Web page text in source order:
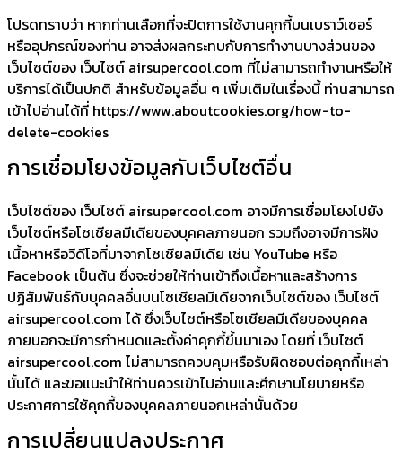
โปรดทราบว่า หากท่านเลือกที่จะปิดการใช้งานคุกกี้บนเบราว์เซอร์
หรืออุปกรณ์ของท่าน อาจส่งผลกระทบกับการทำงานบางส่วนของ
เว็บไซต์ของ เว็บไซต์ airsupercool.com ที่ไม่สามารถทำงานหรือให้
บริการได้เป็นปกติ สำหรับข้อมูลอื่น ๆ เพิ่มเติมในเรื่องนี้ ท่านสามารถ
เข้าไปอ่านได้ที่ https://www.aboutcookies.org/how-to-
delete-cookies
การเชื่อมโยงข้อมูลกับเว็บไซต์อื่น
เว็บไซต์ของ เว็บไซต์ airsupercool.com อาจมีการเชื่อมโยงไปยัง
เว็บไซต์หรือโซเชียลมีเดียของบุคคลภายนอก รวมถึงอาจมีการฝัง
เนื้อหาหรือวีดีโอที่มาจากโซเชียลมีเดีย เช่น YouTube หรือ
Facebook เป็นต้น ซึ่งจะช่วยให้ท่านเข้าถึงเนื้อหาและสร้างการ
ปฏิสัมพันธ์กับบุคคลอื่นบนโซเชียลมีเดียจากเว็บไซต์ของ เว็บไซต์
airsupercool.com ได้ ซึ่งเว็บไซต์หรือโซเชียลมีเดียของบุคคล
ภายนอกจะมีการกำหนดและตั้งค่าคุกกี้ขึ้นมาเอง โดยที่ เว็บไซต์
airsupercool.com ไม่สามารถควบคุมหรือรับผิดชอบต่อคุกกี้เหล่า
นั้นได้ และขอแนะนำให้ท่านควรเข้าไปอ่านและศึกษานโยบายหรือ
ประกาศการใช้คุกกี้ของบุคคลภายนอกเหล่านั้นด้วย
การเปลี่ยนแปลงประกาศ